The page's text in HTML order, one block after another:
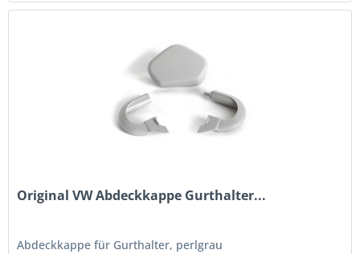
Original VW Abdeckkappe Gurthalter...
Abdeckkappe für Gurthalter, perlgrau